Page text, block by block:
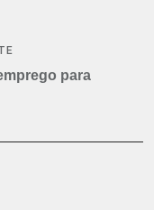
para